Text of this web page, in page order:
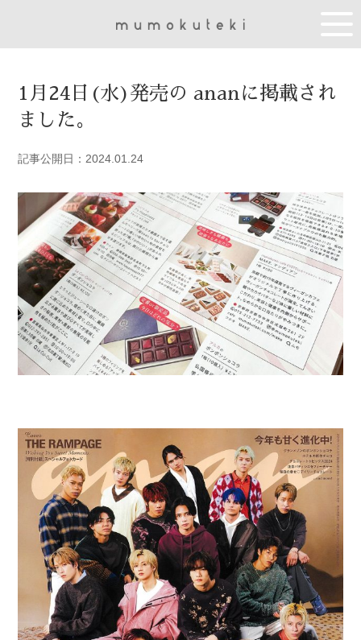
1月24日(水)発売の ananに掲載され
ました。
記事公開日：2024.01.24